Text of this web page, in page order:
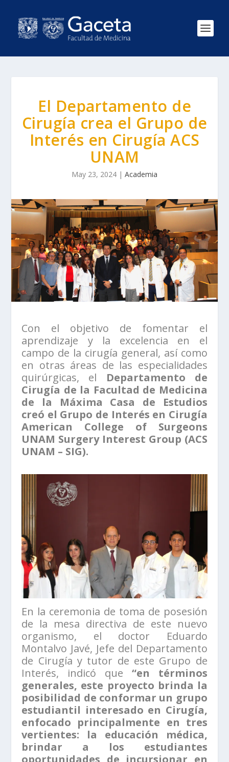
El Departamento de
Cirugía crea el Grupo de
Interés en Cirugía ACS
UNAM
May 23, 2024 | Academia
Con el objetivo de fomentar el
aprendizaje y la excelencia en el
campo de la cirugía general, así como
en otras áreas de las especialidades
quirúrgicas, el Departamento de
Cirugía de la Facultad de Medicina
de la Máxima Casa de Estudios
creó el Grupo de Interés en Cirugía
American College of Surgeons
UNAM Surgery Interest Group (ACS
UNAM – SIG).
En la ceremonia de toma de posesión
de la mesa directiva de este nuevo
organismo, el doctor Eduardo
Montalvo Javé, Jefe del Departamento
de Cirugía y tutor de este Grupo de
Interés, indicó que “en términos
generales, este proyecto brinda la
posibilidad de conformar un grupo
estudiantil interesado en Cirugía,
enfocado principalmente en tres
vertientes: la educación médica,
brindar a los estudiantes